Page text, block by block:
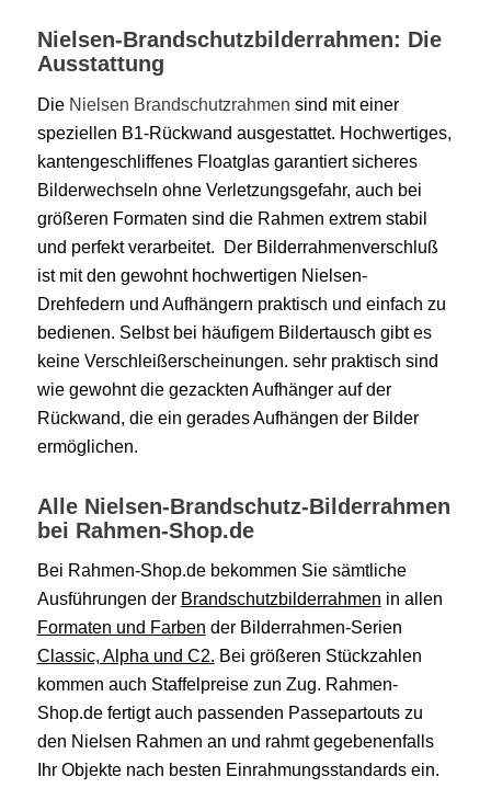
Nielsen-Brandschutzbilderrahmen: Die
Ausstattung
Die Nielsen Brandschutzrahmen sind mit einer
speziellen B1-Rückwand ausgestattet. Hochwertiges,
kantengeschliffenes Floatglas garantiert sicheres
Bilderwechseln ohne Verletzungsgefahr, auch bei
größeren Formaten sind die Rahmen extrem stabil
und perfekt verarbeitet. Der Bilderrahmenverschluß
ist mit den gewohnt hochwertigen Nielsen-
Drehfedern und Aufhängern praktisch und einfach zu
bedienen. Selbst bei häufigem Bildertausch gibt es
keine Verschleißerscheinungen. sehr praktisch sind
wie gewohnt die gezackten Aufhänger auf der
Rückwand, die ein gerades Aufhängen der Bilder
ermöglichen.
Alle Nielsen-Brandschutz-Bilderrahmen
bei Rahmen-Shop.de
Bei Rahmen-Shop.de bekommen Sie sämtliche
Ausführungen der Brandschutzbilderrahmen in allen
Formaten und Farben der Bilderrahmen-Serien
Classic, Alpha und C2. Bei größeren Stückzahlen
kommen auch Staffelpreise zun Zug. Rahmen-
Shop.de fertigt auch passenden Passepartouts zu
den Nielsen Rahmen an und rahmt gegebenenfalls
Ihr Objekte nach besten Einrahmungsstandards ein.